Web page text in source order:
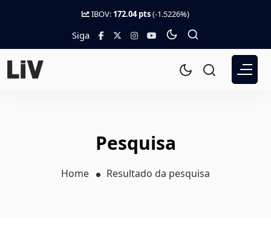
IBOV: 172.04 pts(-1.5226%)
Siga
Pesquisa
Home Resultado da pesquisa